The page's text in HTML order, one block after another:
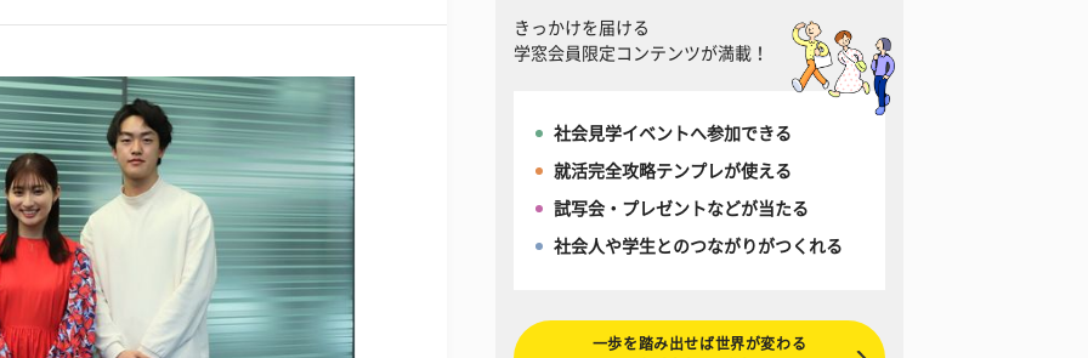
きっかけを届ける
学窓会員限定コンテンツが満載！
社会見学イベントへ参加できる
就活完全攻略テンプレが使える
試写会・プレゼントなどが当たる
社会人や学生とのつながりがつくれる
一歩を踏み出せば世界が変わる